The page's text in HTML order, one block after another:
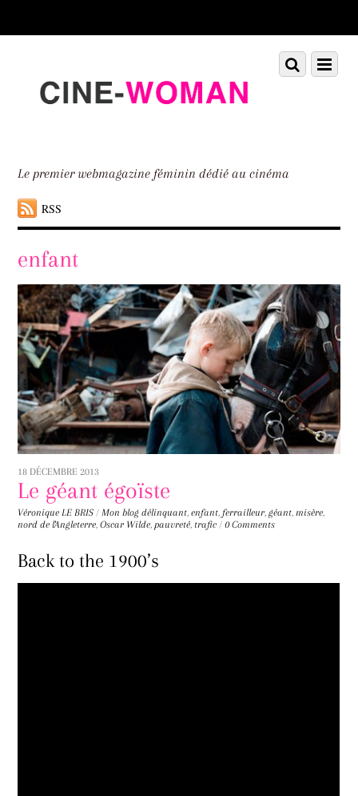
down
Le premier webmagazine féminin dédié au cinéma
RSS
Menu
Scroll
down
enfant
18 DÉCEMBRE 2013
Le géant égoïste
Véronique LE BRIS / Mon blog délinquant,enfant, ferrailleur,géant, misère,
nord de l'Angleterre,Oscar Wilde, pauvreté, trafic / 0 Comments
Back to the 1900’s